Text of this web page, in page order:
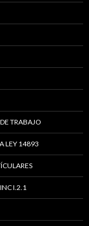
TRABAJO
LEY 14893
I.2.1